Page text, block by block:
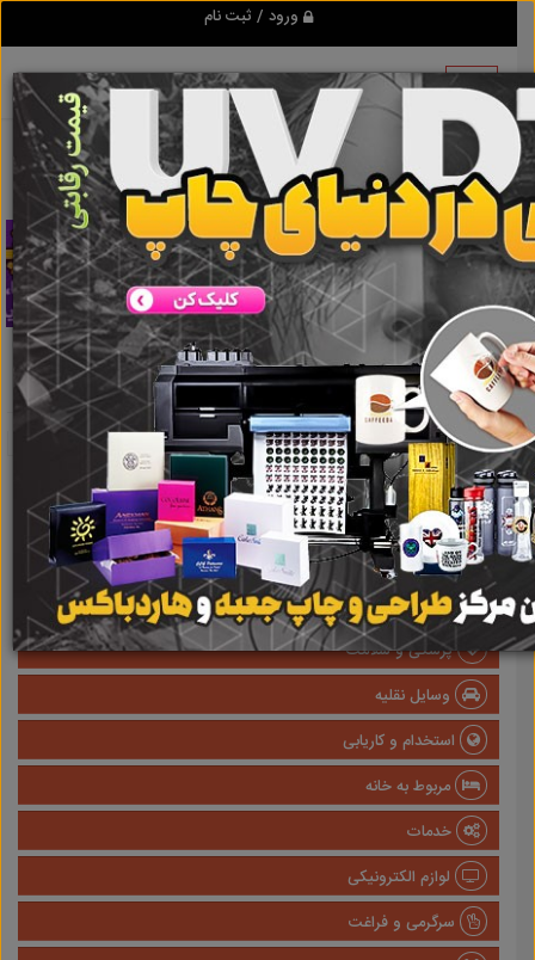
ورود / ثبت نام
تبلیغ کن اجاره کلاس آموزشی در شهرک غرب
نتایج جستجو برای
برچسباجاره کلاس آموزشی در شهرک غرب
نتایج جستجو برای برچسباجاره کلاس
آموزشی در شهرک غرب
گروه ها
املاک
صنعتی
پزشکی و سلامت
وسایل نقلیه
استخدام و کاریابی
مربوط به خانه
خدمات
لوازم الکترونیکی
سرگرمی و فراغت